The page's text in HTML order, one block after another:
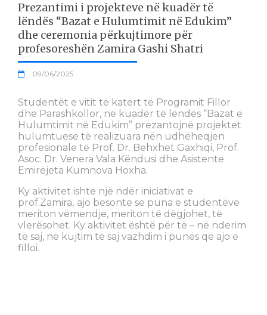
Prezantimi i projekteve në kuadër të
lëndës “Bazat e Hulumtimit në Edukim”
dhe ceremonia përkujtimore për
profesoreshën Zamira Gashi Shatri
09/06/2025
Studentët e vitit të katërt të Programit Fillor
dhe Parashkollor, në kuadër të lëndës “Bazat e
Hulumtimit në Edukim” prezantojnë projektet
hulumtuese të realizuara nën udhëheqjen
profesionale të Prof. Dr. Behxhet Gaxhiqi, Prof.
Asoc. Dr. Venera Vala Këndusi dhe Asistente
Emirëjeta Kumnova Hoxha.
Ky aktivitet ishte një ndër iniciativat e
prof.Zamira, ajo besonte se puna e studentëve
meriton vëmendje, meriton të dëgjohet, të
vlerësohet. Ky aktivitet është për të – në nderim
të saj, në kujtim të saj vazhdim i punës që ajo e
filloi.